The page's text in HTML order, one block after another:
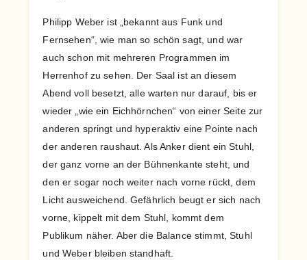
Philipp Weber ist „bekannt aus Funk und
Fernsehen“, wie man so schön sagt, und war
auch schon mit mehreren Programmen im
Herrenhof zu sehen. Der Saal ist an diesem
Abend voll besetzt, alle warten nur darauf, bis er
wieder „wie ein Eichhörnchen“ von einer Seite zur
anderen springt und hyperaktiv eine Pointe nach
der anderen raushaut. Als Anker dient ein Stuhl,
der ganz vorne an der Bühnenkante steht, und
den er sogar noch weiter nach vorne rückt, dem
Licht ausweichend. Gefährlich beugt er sich nach
vorne, kippelt mit dem Stuhl, kommt dem
Publikum näher. Aber die Balance stimmt, Stuhl
und Weber bleiben standhaft.